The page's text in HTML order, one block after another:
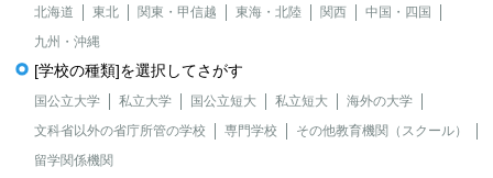
北海道 東北 関東・甲信越 東海・北陸 関西
中国・四国
九州・沖縄
[学校の種類]を選択してさがす
国公立大学 私立大学 国公立短大 私立短大
海外の大学
文科省以外の省庁所管の学校
専門学校
その他教育機関（スクール）
留学関係機関